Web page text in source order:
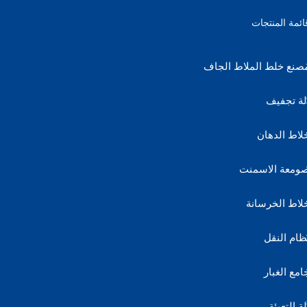
المنتجات
خلط الملاط الجاف
تجفيف
الدهان
الاسمنت
الخرسانة
النقل
الغبار